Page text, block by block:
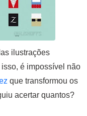
ilustrações
é impossível não
que transformou os
acertar quantos?